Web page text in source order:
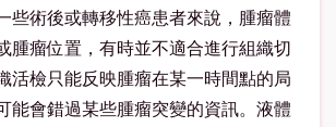
些術後或轉移性癌患者來說，腫瘤體
腫瘤位置，有時並不適合進行組織切
活檢只能反映腫瘤在某一時間點的局
能會錯過某些腫瘤突變的資訊。液體